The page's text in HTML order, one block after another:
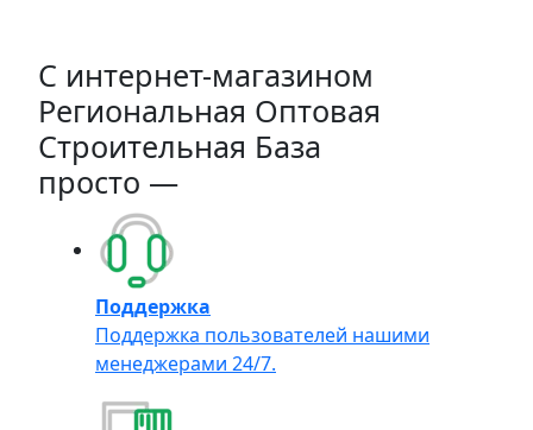
C интернет-магазином
Региональная Оптовая
Строительная База
просто —
Поддержка
Поддержка пользователей нашими
менеджерами 24/7.